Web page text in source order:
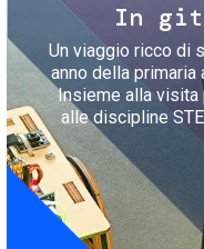
In
Un viaggio ricco di
anno della primaria
Insieme alla visita
alle discipline